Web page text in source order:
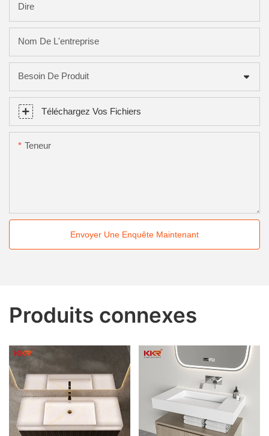
Dire
Nom De L'entreprise
Besoin De Produit
Téléchargez Vos Fichiers
Teneur
Envoyer Une Enquête Maintenant
Produits connexes